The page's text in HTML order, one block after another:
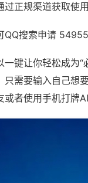
正规渠道获取使用
QQ搜索申请
一键让你轻松成为
只需要输入自己想
或者使用手机打牌